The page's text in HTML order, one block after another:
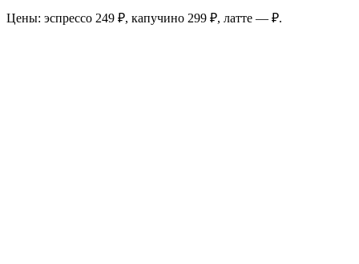
Цены: эспрессо 249 ₽, капучино 299 ₽, латте — ₽.